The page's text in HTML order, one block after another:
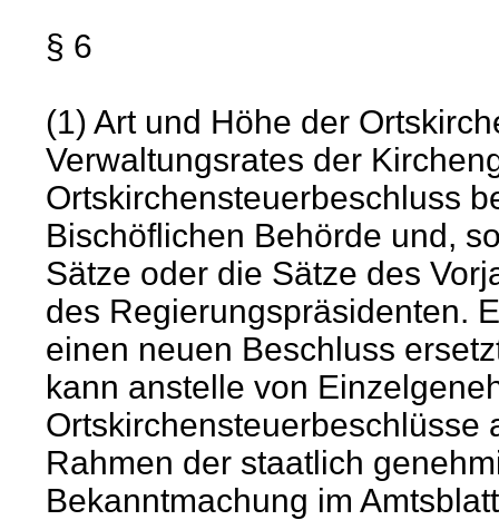
§ 6
(1) Art und Höhe der
Verwaltungsrates der
Ortskirchensteuerbeschluss
Bischöflichen Behörde und,
Sätze oder die Sätze des
des Regierungspräsidenten.
einen neuen Beschluss
kann anstelle von
Ortskirchensteuerbeschlüsse
Rahmen der staatlich
Bekanntmachung im